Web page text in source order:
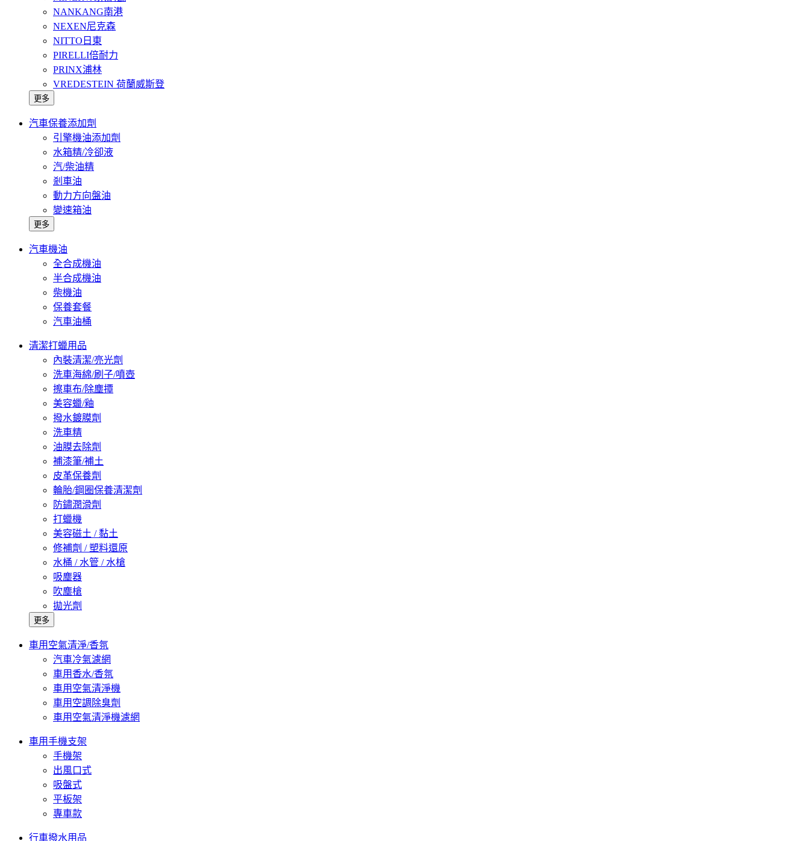
NANKANG南港
NEXEN尼克森
NITTO日東
PIRELLI倍耐力
PRINX浦林
VREDESTEIN 荷蘭威斯登
更多
汽車保養添加劑
引擎機油添加劑
水箱精/冷卻液
汽/柴油精
剎車油
動力方向盤油
變速箱油
更多
汽車機油
全合成機油
半合成機油
柴機油
保養套餐
汽車油桶
清潔打蠟用品
內裝清潔/亮光劑
洗車海綿/刷子/噴壺
擦車布/除塵撢
美容蠟/釉
撥水鍍膜劑
洗車精
油膜去除劑
補漆筆/補土
皮革保養劑
輪胎/鋼圈保養清潔劑
防鏽潤滑劑
打蠟機
美容磁土 / 黏土
修補劑 / 塑料還原
水桶 / 水管 / 水槍
吸塵器
吹塵槍
拋光劑
更多
車用空氣清淨/香氛
汽車冷氣濾網
車用香水/香氛
車用空氣清淨機
車用空調除臭劑
車用空氣清淨機濾網
車用手機支架
手機架
出風口式
吸盤式
平板架
專車款
行車撥水用品